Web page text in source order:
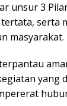
unsur 3
serta
masyarakat.
yang